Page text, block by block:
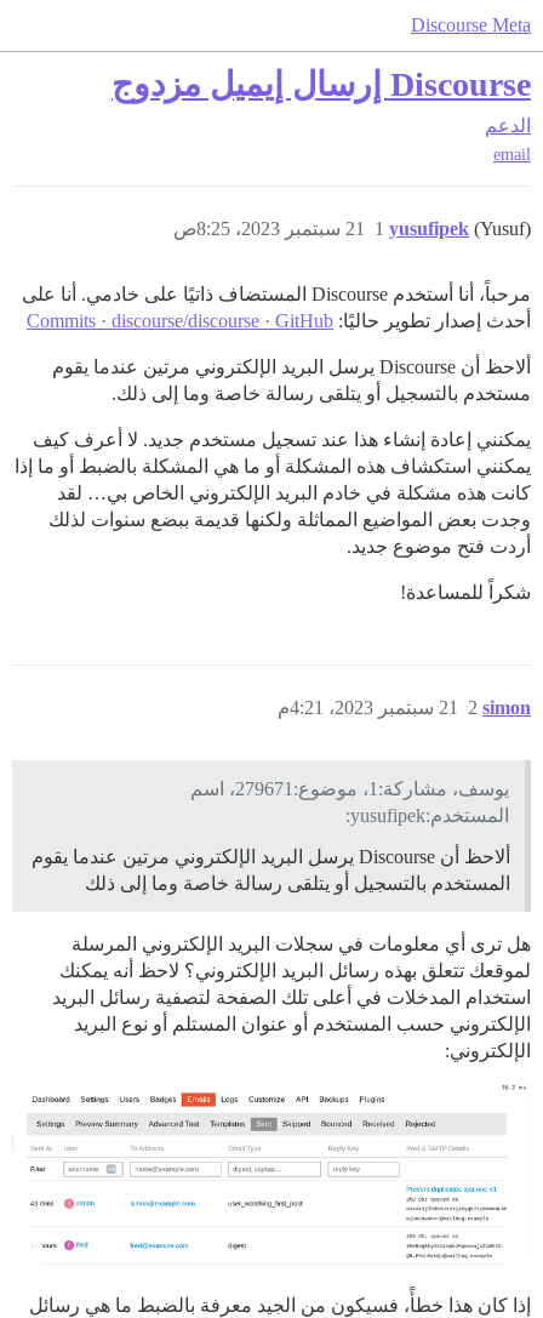
Discourse Meta
Discourse إرسال إيميل مزدوج
الدعم
email
yusufipek (Yusuf) 21 سبتمبر 2023، 8:25ص 1
مرحباً، أنا أستخدم Discourse المستضاف ذاتيًا على خادمي. أنا على
أحدث إصدار تطوير حاليًا: Commits · discourse/discourse · GitHub
ألاحظ أن Discourse يرسل البريد الإلكتروني مرتين عندما يقوم
مستخدم بالتسجيل أو يتلقى رسالة خاصة وما إلى ذلك.
يمكنني إعادة إنشاء هذا عند تسجيل مستخدم جديد. لا أعرف كيف
يمكنني استكشاف هذه المشكلة أو ما هي المشكلة بالضبط أو ما إذا
كانت هذه مشكلة في خادم البريد الإلكتروني الخاص بي… لقد
وجدت بعض المواضيع المماثلة ولكنها قديمة ببضع سنوات لذلك
أردت فتح موضوع جديد.
شكراً للمساعدة!
simon 21 سبتمبر 2023، 4:21م 2
يوسف، مشاركة:1، موضوع:279671، اسم
المستخدم:yusufipek:
ألاحظ أن Discourse يرسل البريد الإلكتروني مرتين عندما يقوم
المستخدم بالتسجيل أو يتلقى رسالة خاصة وما إلى ذلك
هل ترى أي معلومات في سجلات البريد الإلكتروني المرسلة
لموقعك تتعلق بهذه رسائل البريد الإلكتروني؟ لاحظ أنه يمكنك
استخدام المدخلات في أعلى تلك الصفحة لتصفية رسائل البريد
الإلكتروني حسب المستخدم أو عنوان المستلم أو نوع البريد
الإلكتروني:
إذا كان هذا خطأً، فسيكون من الجيد معرفة بالضبط ما هي رسائل